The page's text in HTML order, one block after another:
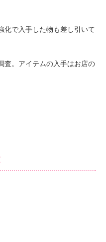
化で入手した物も差し引いて
査。アイテムの入手はお店の